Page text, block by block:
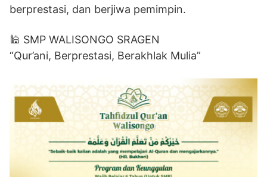
berprestasi, dan berjiwa pemimpin.
🕌 SMP WALISONGO SRAGEN
“Qur’ani, Berprestasi, Berakhlak Mulia”